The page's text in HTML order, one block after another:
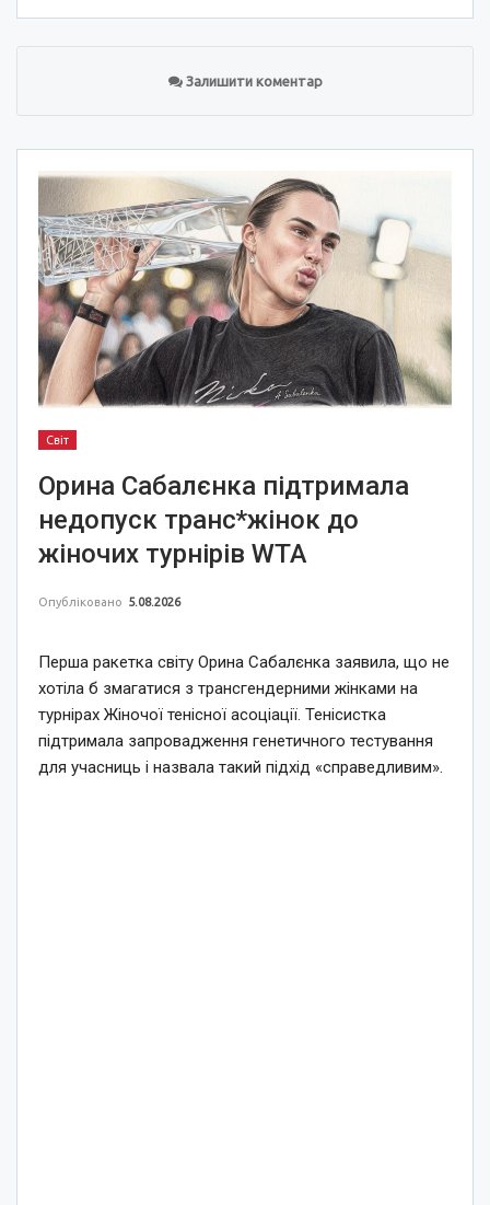
Залишити коментар
Світ
Орина Сабалєнка підтримала
недопуск транс*жінок до
жіночих турнірів WTA
Опубліковано 5.08.2026
Перша ракетка світу Орина Сабалєнка заявила, що не
хотіла б змагатися з трансгендерними жінками на
турнірах Жіночої тенісної асоціації. Тенісистка
підтримала запровадження генетичного тестування
для учасниць і назвала такий підхід «справедливим».